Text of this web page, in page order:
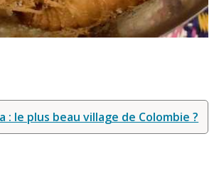
: le plus beau village de Colombie ?